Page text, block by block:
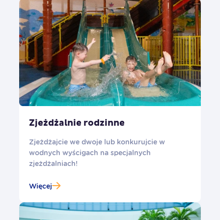
Zjeżdżalnie rodzinne
Zjeżdżajcie we dwoje lub konkurujcie w
wodnych wyścigach na specjalnych
zjeżdżalniach!
Więcej